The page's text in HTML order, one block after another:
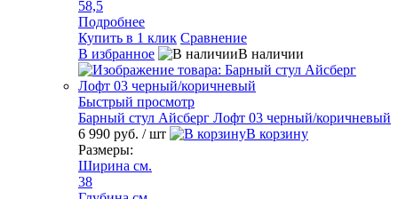
58,5
Подробнее
Купить в 1 клик Сравнение
В избранное
В наличии
Быстрый просмотр
Барный стул Айсберг Лофт 03 черный/коричневый
6 990 руб. / шт
В корзину
Размеры:
Ширина см.
38